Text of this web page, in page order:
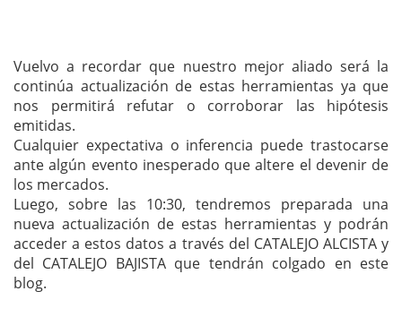
Vuelvo a recordar que nuestro mejor aliado será la
continúa actualización de estas herramientas ya que
nos permitirá refutar o corroborar las hipótesis
emitidas.
Cualquier expectativa o inferencia puede trastocarse
ante algún evento inesperado que altere el devenir de
los mercados.
Luego, sobre las 10:30, tendremos preparada una
nueva actualización de estas herramientas y podrán
acceder a estos datos a través del CATALEJO ALCISTA y
del CATALEJO BAJISTA que tendrán colgado en este
blog.